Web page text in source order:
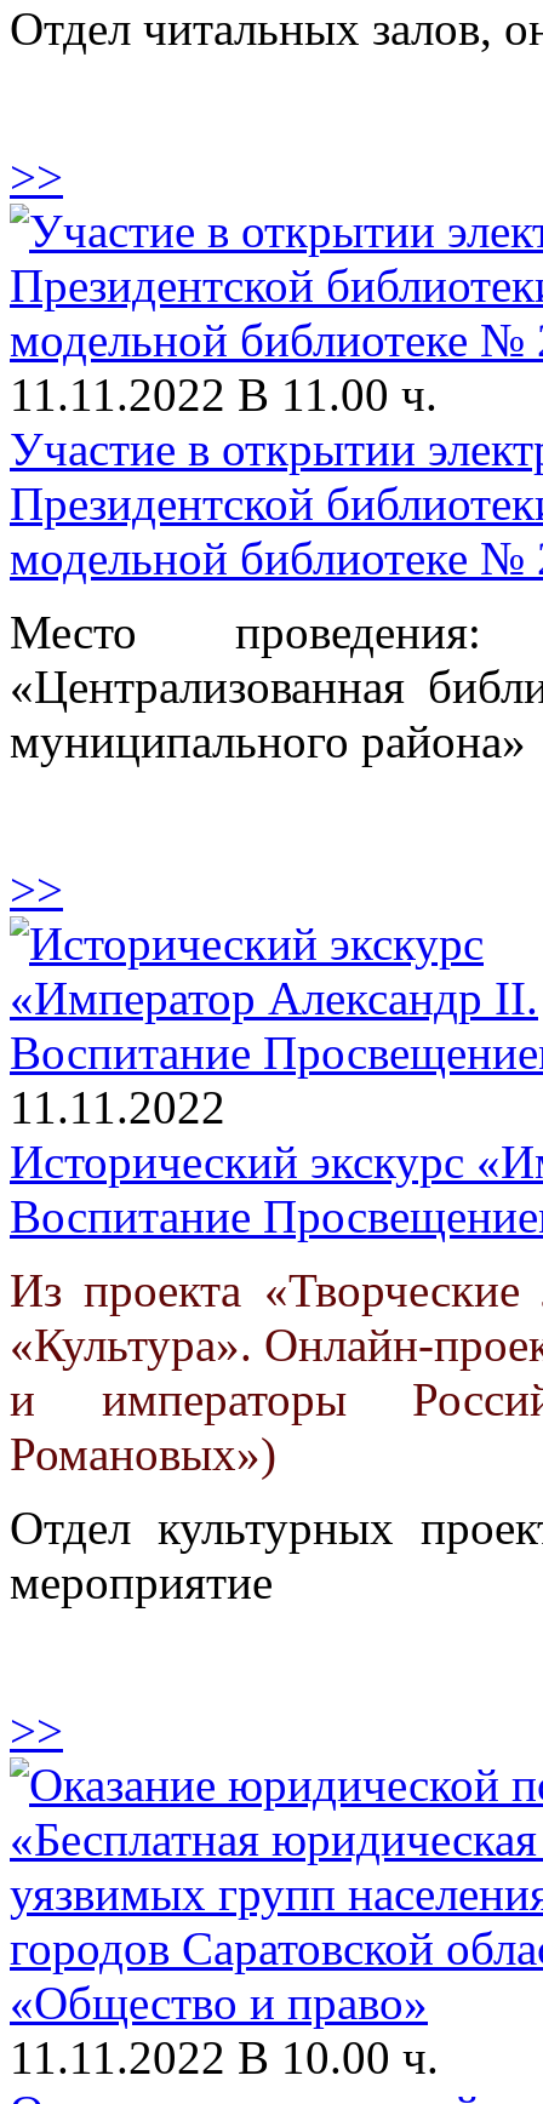
Отдел читальных залов,
>>
11.11.2022 В 11.00 ч.
Участие в открытии
Президентской
модельной библиотеке №
Место
«Централизованная
муниципального района»
>>
11.11.2022
Исторический экскурс
Воспитание
Из проекта
«Культура». Онлайн-
и императоры
Романовых»)
Отдел культурных
мероприятие
>>
11.11.2022 В 10.00 ч.